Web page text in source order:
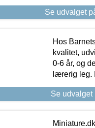
Se udvalget
Hos
kvalitet,
0-6 år, og
lærerig leg.
Se udvalget